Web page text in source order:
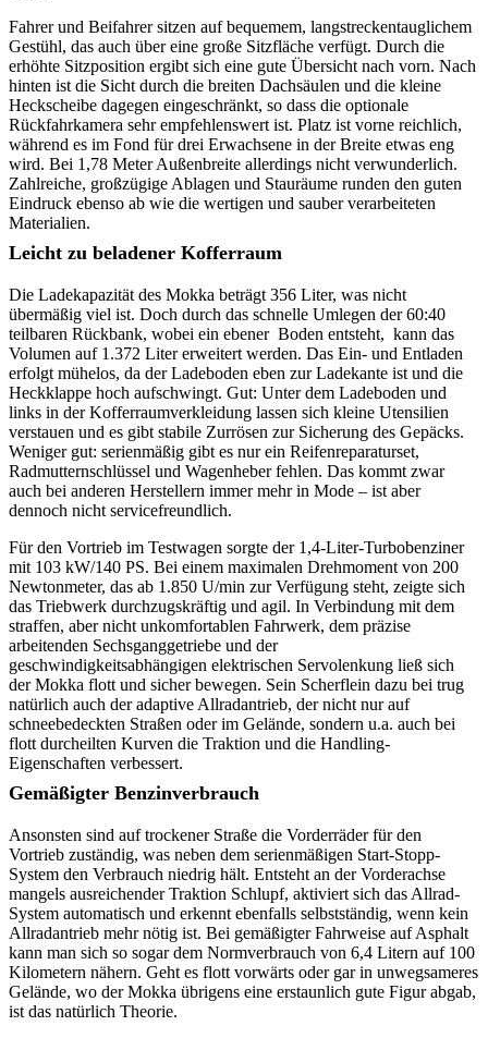
Fahrer und Beifahrer sitzen auf bequemem, langstreckentauglichem
Gestühl, das auch über eine große Sitzfläche verfügt. Durch die
erhöhte Sitzposition ergibt sich eine gute Übersicht nach vorn. Nach
hinten ist die Sicht durch die breiten Dachsäulen und die kleine
Heckscheibe dagegen eingeschränkt, so dass die optionale
Rückfahrkamera sehr empfehlenswert ist. Platz ist vorne reichlich,
während es im Fond für drei Erwachsene in der Breite etwas eng
wird. Bei 1,78 Meter Außenbreite allerdings nicht verwunderlich.
Zahlreiche, großzügige Ablagen und Stauräume runden den guten
Eindruck ebenso ab wie die wertigen und sauber verarbeiteten
Materialien.
Leicht zu beladener Kofferraum
Die Ladekapazität des Mokka beträgt 356 Liter, was nicht
übermäßig viel ist. Doch durch das schnelle Umlegen der 60:40
teilbaren Rückbank, wobei ein ebener Boden entsteht, kann das
Volumen auf 1.372 Liter erweitert werden. Das Ein- und Entladen
erfolgt mühelos, da der Ladeboden eben zur Ladekante ist und die
Heckklappe hoch aufschwingt. Gut: Unter dem Ladeboden und
links in der Kofferraumverkleidung lassen sich kleine Utensilien
verstauen und es gibt stabile Zurrösen zur Sicherung des Gepäcks.
Weniger gut: serienmäßig gibt es nur ein Reifenreparaturset,
Radmutternschlüssel und Wagenheber fehlen. Das kommt zwar
auch bei anderen Herstellern immer mehr in Mode – ist aber
dennoch nicht servicefreundlich.
Für den Vortrieb im Testwagen sorgte der 1,4-Liter-Turbobenziner
mit 103 kW/140 PS. Bei einem maximalen Drehmoment von 200
Newtonmeter, das ab 1.850 U/min zur Verfügung steht, zeigte sich
das Triebwerk durchzugskräftig und agil. In Verbindung mit dem
straffen, aber nicht unkomfortablen Fahrwerk, dem präzise
arbeitenden Sechsganggetriebe und der
geschwindigkeitsabhängigen elektrischen Servolenkung ließ sich
der Mokka flott und sicher bewegen. Sein Scherflein dazu bei trug
natürlich auch der adaptive Allradantrieb, der nicht nur auf
schneebedeckten Straßen oder im Gelände, sondern u.a. auch bei
flott durcheilten Kurven die Traktion und die Handling-
Eigenschaften verbessert.
Gemäßigter Benzinverbrauch
Ansonsten sind auf trockener Straße die Vorderräder für den
Vortrieb zuständig, was neben dem serienmäßigen Start-Stopp-
System den Verbrauch niedrig hält. Entsteht an der Vorderachse
mangels ausreichender Traktion Schlupf, aktiviert sich das Allrad-
System automatisch und erkennt ebenfalls selbstständig, wenn kein
Allradantrieb mehr nötig ist. Bei gemäßigter Fahrweise auf Asphalt
kann man sich so sogar dem Normverbrauch von 6,4 Litern auf 100
Kilometern nähern. Geht es flott vorwärts oder gar in unwegsameres
Gelände, wo der Mokka übrigens eine erstaunlich gute Figur abgab,
ist das natürlich Theorie.